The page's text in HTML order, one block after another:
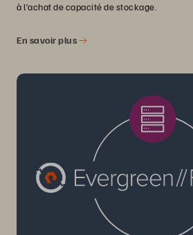
à l’achat de capacité de stockage.
En savoir plus